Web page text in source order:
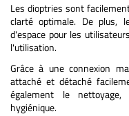
Les dioptries sont
clarté optimale. De plus,
d'espace pour les
l'utilisation.
Grâce à une connexion
attaché et détaché
également le
hygiénique.